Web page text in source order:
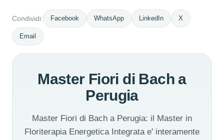
Condividi: Facebook WhatsApp LinkedIn X
Email
Master Fiori di Bach a
Perugia
Master Fiori di Bach a Perugia: il Master in
Floriterapia Energetica Integrata e' interamente